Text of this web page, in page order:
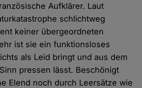
Aufklärer. Laut
schlichtweg
keiner übergeordneten
ist sie ein funktionsloses
als Leid bringt und aus dem
pressen lässt. Beschönigt
Elend noch durch Leersätze wie